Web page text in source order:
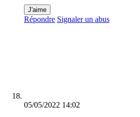
J'aime
Répondre Signaler un abus
05/05/2022 14:02